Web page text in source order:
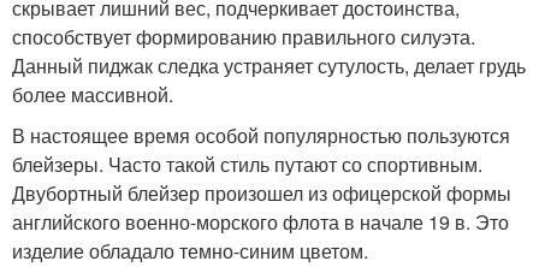
скрывает лишний вес, подчеркивает достоинства,
способствует формированию правильного силуэта.
Данный пиджак следка устраняет сутулость, делает грудь
более массивной.
В настоящее время особой популярностью пользуются
блейзеры. Часто такой стиль путают со спортивным.
Двубортный блейзер произошел из офицерской формы
английского военно-морского флота в начале 19 в. Это
изделие обладало темно-синим цветом.